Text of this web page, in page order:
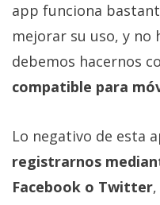
Foros
Contacto
/
/
Publicidad
/
app funciona
mejorar su uso, y no
debemos hacernos
compatible para
Lo negativo de esta
registrarnos
Facebook o Twitter